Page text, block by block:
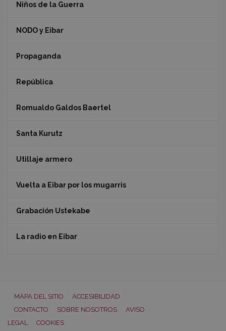
Niños de la Guerra
NODO y Eibar
Propaganda
República
Romualdo Galdos Baertel
Santa Kurutz
Utillaje armero
Vuelta a Eibar por los mugarris
Grabación Ustekabe
La radio en Eibar
MAPA DEL SITIO
ACCESIBILIDAD
CONTACTO
SOBRE NOSOTROS
AVISO
LEGAL
COOKIES